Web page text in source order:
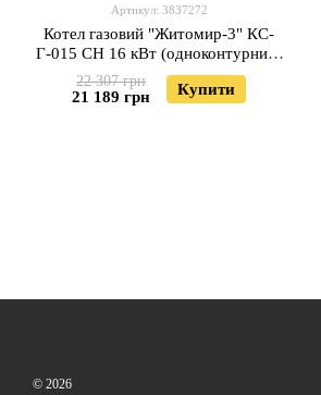
Артикул: 3837272
Котел газовий "Житомир-3" КС-
Г-015 СН 16 кВт (одноконтурний)
(димохід вгору)
22 307 грн
21 189 грн Купити
© 2026